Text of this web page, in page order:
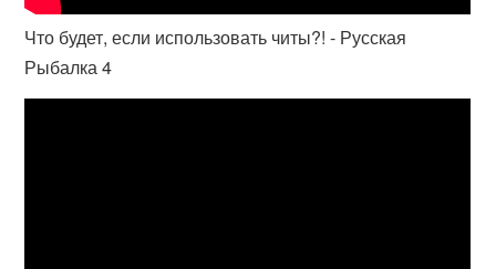
Что будет, если использовать читы?! - Русская
Рыбалка 4